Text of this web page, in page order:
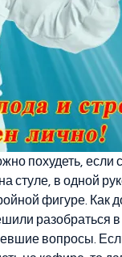
похудеть, если
стуле, в одной
фигуре. Как
разобраться в
вопросы.